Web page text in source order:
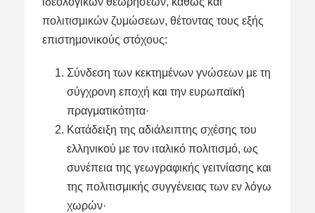
πολιτισμικών ζυμώσεων, θέτοντας τους εξής
επιστημονικούς στόχους:
Σύνδεση των κεκτημένων γνώσεων με τη
σύγχρονη εποχή και την ευρωπαϊκή
πραγματικότητα·
Κατάδειξη της αδιάλειπτης σχέσης του
ελληνικού με τον ιταλικό πολιτισμό, ως
συνέπεια της γεωγραφικής γειτνίασης και
της πολιτισμικής συγγένειας των εν λόγω
χωρών·